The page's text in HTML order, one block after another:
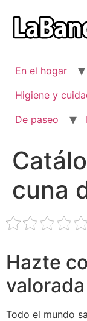
contenido
En el hogar
Higiene y
De paseo
cuna
Hazte
Todo el mundo